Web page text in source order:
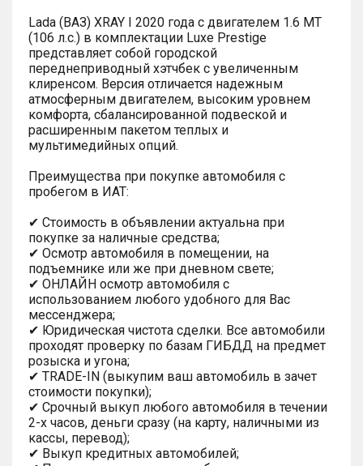
⁠Lada (ВАЗ) XRAY I 2020 года с двигателем 1.6 МТ
(106 л.с.) в комплектации ⁠Luxe Prestige
представляет собой городской
переднеприводный хэтчбек с увеличенным
клиренсом. Версия отличается надежным
атмосферным двигателем, высоким уровнем
комфорта, сбалансированной подвеской и
расширенным пакетом теплых и
мультимедийных опций.
Преимущества при покупке автомобиля с
пробегом в ИАТ:
✔ Стоимость в объявлении актуальна при
покупке за наличные средства;
✔ Осмотр автомобиля в помещении, на
подъемнике или же при дневном свете;
✔ ОНЛАЙН осмотр автомобиля с
использованием любого удобного для Вас
мессенджера;
✔ Юридическая чистота сделки. Все автомобили
проходят проверку по базам ГИБДД на предмет
розыска и угона;
✔ TRADE-IN (выкупим ваш автомобиль в зачет
стоимости покупки);
✔ Срочный выкуп любого автомобиля в течении
2-х часов, деньги сразу (на карту, наличными из
кассы, перевод);
✔ Выкуп кредитных автомобилей;